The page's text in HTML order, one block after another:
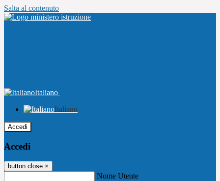
Salta al contenuto
Italiano
Italiano
Accedi
Accedi
button close ×
Nome Utente